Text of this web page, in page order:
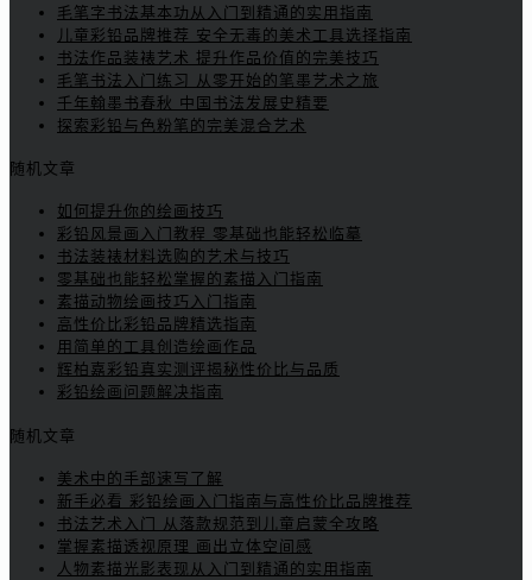
毛笔字书法基本功从入门到精通的实用指南
儿童彩铅品牌推荐 安全无毒的美术工具选择指南
书法作品装裱艺术 提升作品价值的完美技巧
毛笔书法入门练习 从零开始的笔墨艺术之旅
千年翰墨书春秋 中国书法发展史精要
探索彩铅与色粉笔的完美混合艺术
随机文章
如何提升你的绘画技巧
彩铅风景画入门教程 零基础也能轻松临摹
书法装裱材料选购的艺术与技巧
零基础也能轻松掌握的素描入门指南
素描动物绘画技巧入门指南
高性价比彩铅品牌精选指南
用简单的工具创造绘画作品
辉柏嘉彩铅真实测评揭秘性价比与品质
彩铅绘画问题解决指南
随机文章
美术中的手部速写了解
新手必看 彩铅绘画入门指南与高性价比品牌推荐
书法艺术入门 从落款规范到儿童启蒙全攻略
掌握素描透视原理 画出立体空间感
人物素描光影表现从入门到精通的实用指南